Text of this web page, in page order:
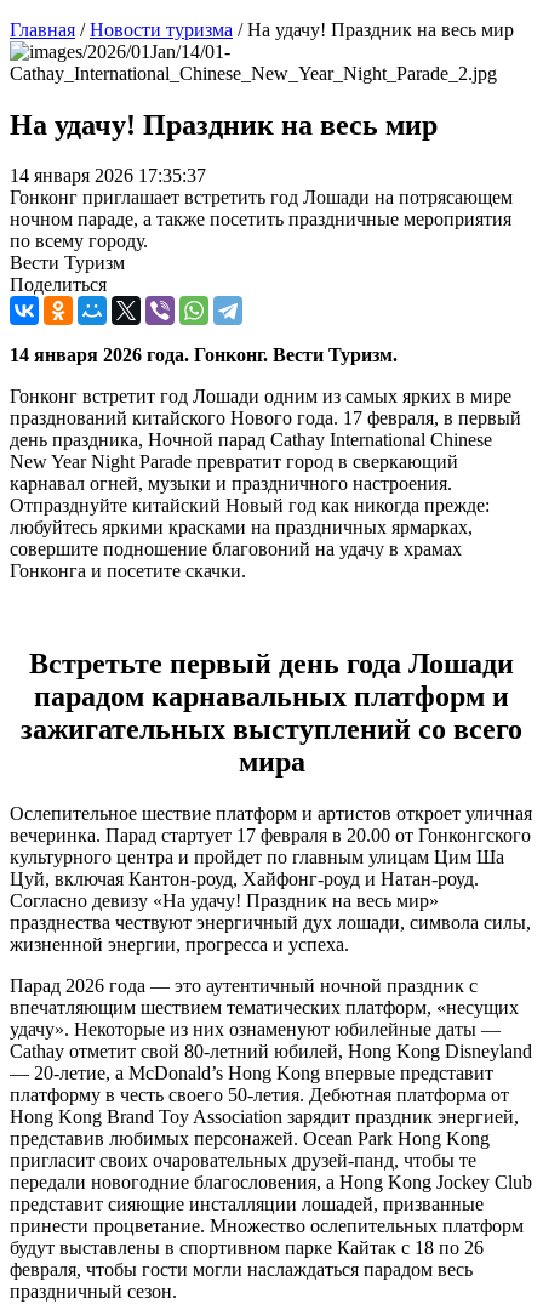
Главная /Новости туризма /На удачу! Праздник на весь мир
На удачу! Праздник на весь мир
14 января 2026 17:35:37
Гонконг приглашает встретить год Лошади на потрясающем
ночном параде, а также посетить праздничные мероприятия
по всему городу.
Вести Туризм
Поделиться
14 января 2026 года. Гонконг. Вести Туризм.
Гонконг встретит год Лошади одним из самых ярких в мире
празднований китайского Нового года. 17 февраля, в первый
день праздника, Ночной парад Cathay International Chinese
New Year Night Parade превратит город в сверкающий
карнавал огней, музыки и праздничного настроения.
Отпразднуйте китайский Новый год как никогда прежде:
любуйтесь яркими красками на праздничных ярмарках,
совершите подношение благовоний на удачу в храмах
Гонконга и посетите скачки.
Встретьте первый день года Лошади
парадом карнавальных платформ и
зажигательных выступлений со всего
мира
Ослепительное шествие платформ и артистов откроет уличная
вечеринка. Парад стартует 17 февраля в 20.00 от Гонконгского
культурного центра и пройдет по главным улицам Цим Ша
Цуй, включая Кантон-роуд, Хайфонг-роуд и Натан-роуд.
Согласно девизу «На удачу! Праздник на весь мир»
празднества чествуют энергичный дух лошади, символа силы,
жизненной энергии, прогресса и успеха.
Парад 2026 года — это аутентичный ночной праздник с
впечатляющим шествием тематических платформ, «несущих
удачу». Некоторые из них ознаменуют юбилейные даты —
Cathay отметит свой 80-летний юбилей, Hong Kong Disneyland
— 20-летие, а McDonald’s Hong Kong впервые представит
платформу в честь своего 50-летия. Дебютная платформа от
Hong Kong Brand Toy Association зарядит праздник энергией,
представив любимых персонажей. Ocean Park Hong Kong
пригласит своих очаровательных друзей-панд, чтобы те
передали новогодние благословения, а Hong Kong Jockey Club
представит сияющие инсталляции лошадей, призванные
принести процветание. Множество ослепительных платформ
будут выставлены в спортивном парке Кайтак с 18 по 26
февраля, чтобы гости могли наслаждаться парадом весь
праздничный сезон.